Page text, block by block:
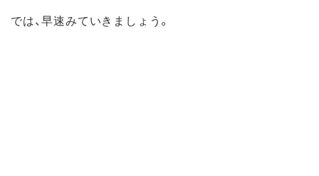
では、早速みていきましょう。